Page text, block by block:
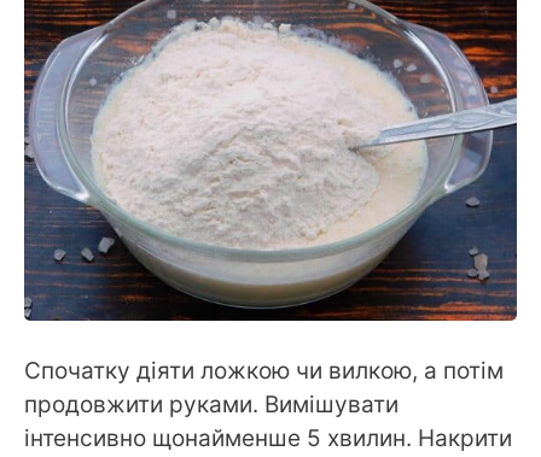
Спочатку діяти ложкою чи вилкою, а потім
продовжити руками. Вимішувати
інтенсивно щонайменше 5 хвилин. Накрити